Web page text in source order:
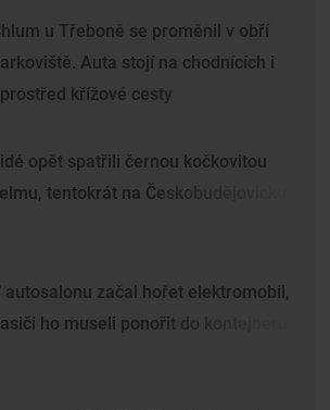
u Třeboně se proměnil v obří
Auta stojí na chodnících i
křížové cesty
opět spatřili černou kočkovitou
tentokrát na Českobudějovicku
autosalonu začal hořet elektromobil,
ho museli ponořit do kontejneru